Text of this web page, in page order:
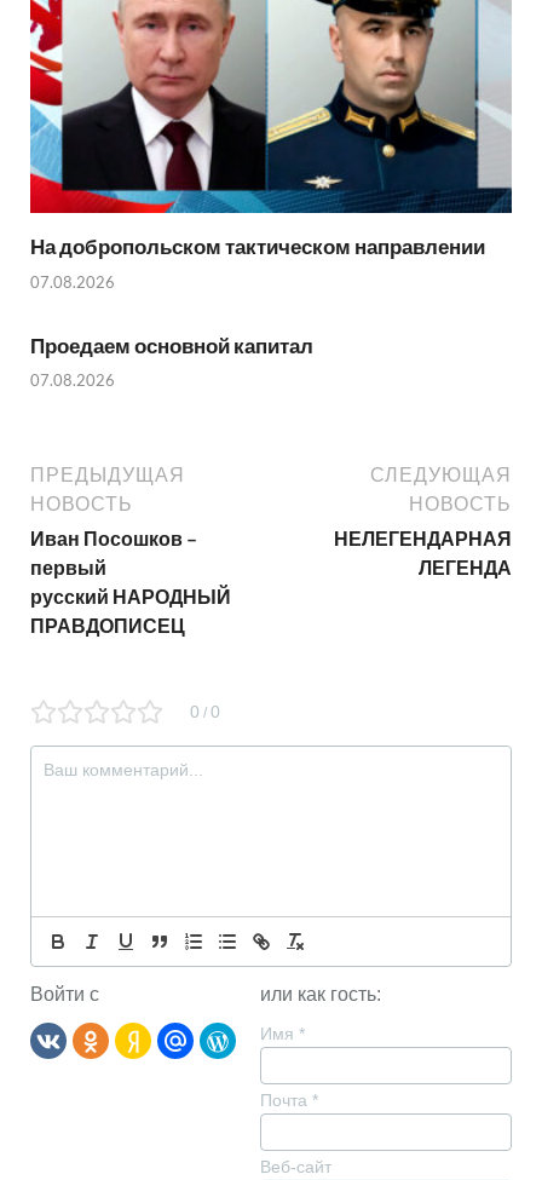
На добропольском тактическом направлении
07.08.2026
Проедаем основной капитал
07.08.2026
ПРЕДЫДУЩАЯ
НОВОСТЬ
Иван Посошков –
первый
русский НАРОДНЫЙ
ПРАВДОПИСЕЦ
СЛЕДУЮЩАЯ
НОВОСТЬ
НЕЛЕГЕНДАРНАЯ
ЛЕГЕНДА
0 / 0
Войти с или как гость:
Имя *
Почта *
Веб-сайт